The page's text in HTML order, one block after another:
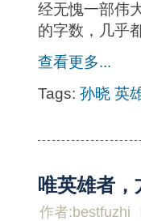
经无愧一部伟
的字数，几乎
查看更多...
Tags: 孙晓 英
唯英雄者
作者:bestfuzhi